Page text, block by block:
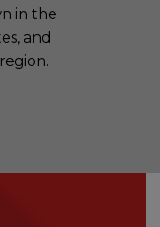
in the
and